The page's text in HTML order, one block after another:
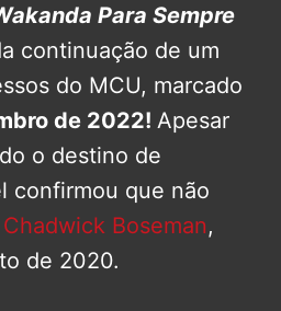
Para Sempre
continuação de um
do MCU, marcado
de 2022! Apesar
o destino de
confirmou que não
Chadwick Boseman,
de 2020.